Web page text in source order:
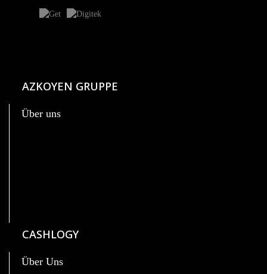
AZKOYEN GRUPPE
Über uns
CASHLOGY
Über Uns